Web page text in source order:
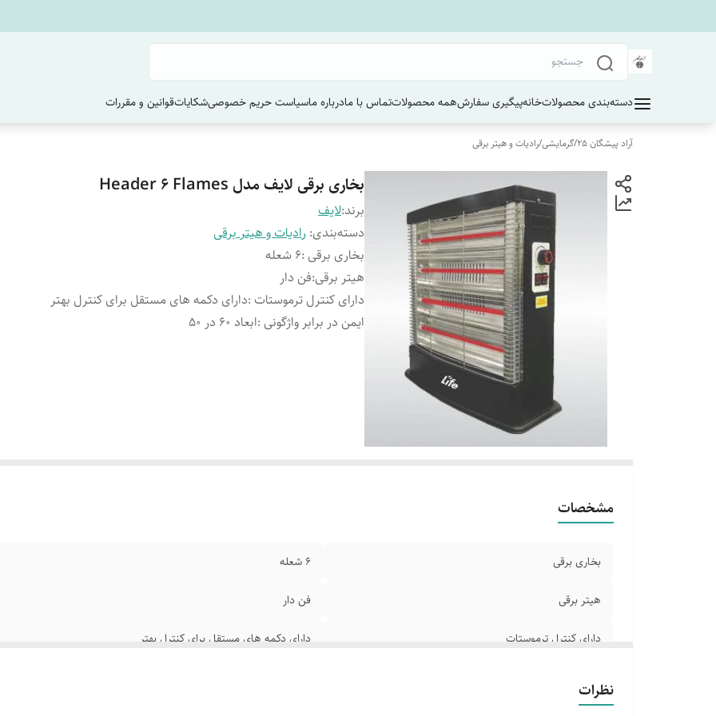
دسته‌بندی محصولاتخانهپیگیری سفارشهمه محصولاتتماس با مادرباره ماسیاست حریم خصوصیشکایاتقوانین و مقررات
آراد پیشگان 25 /گرمایشی/رادیات و هیتر برقی
بخاری برقی لایف مدل Header 6 Flames
برند:لایف
دسته‌بندی: رادیات و هیتر برقی
بخاری برقی :6 شعله
هیتر برقی:فن دار
دارای کنترل ترموستات :دارای دکمه های مستقل برای کنترل بهتر
ایمن در برابر واژگونی :ابعاد 60 در 50
مشخصات
بخاری برقی 6 شعله
هیتر برقی فن دار
دارای کنترل ترموستات دارای دکمه های مستقل برای کنترل بهتر
نظرات